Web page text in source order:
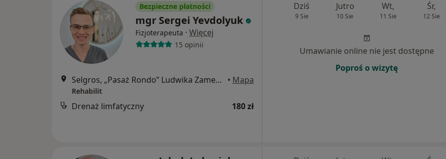
Bezpieczne płatności
mgr Sergei Yevdolyuk
Fizjoterapeuta · Więcej
15 opinii
Selgros, „Pasaż Rondo” Ludwika Zamenhofa 133, 1. Piętro obok siłowni „Fabryka Frormy"”, Poznań • Mapa
Rehabilit
Drenaż limfatyczny 180 zł
Dziś
9 Sie
Jutro
10 Sie
Wt,
11 Sie
Śr,
12 Sie
Umawianie online nie jest dostępne
Poproś o wizytę